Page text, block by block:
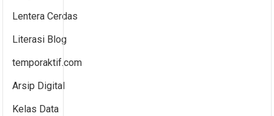
Lentera Cerdas
Literasi Blog
temporaktif.com
Arsip Digital
Kelas Data